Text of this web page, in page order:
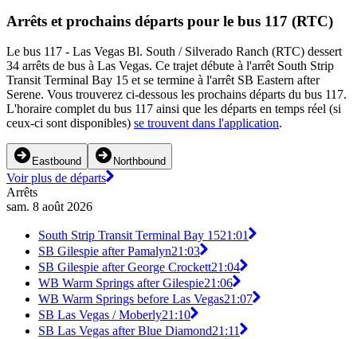
Arrêts et prochains départs pour le bus 117 (RTC)
Le bus 117 - Las Vegas Bl. South / Silverado Ranch (RTC) dessert
34 arrêts de bus à Las Vegas. Ce trajet débute à l'arrêt South Strip
Transit Terminal Bay 15 et se termine à l'arrêt SB Eastern after
Serene. Vous trouverez ci-dessous les prochains départs du bus 117.
L'horaire complet du bus 117 ainsi que les départs en temps réel (si
ceux-ci sont disponibles) se trouvent dans l'application.
Eastbound Northbound
Voir plus de départs
Arrêts
sam. 8 août 2026
South Strip Transit Terminal Bay 1521:01
SB Gilespie after Pamalyn21:03
SB Gilespie after George Crockett21:04
WB Warm Springs after Gilespie21:06
WB Warm Springs before Las Vegas21:07
SB Las Vegas / Moberly21:10
SB Las Vegas after Blue Diamond21:11